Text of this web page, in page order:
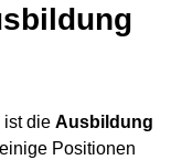
ist die Ausbildung
Positionen